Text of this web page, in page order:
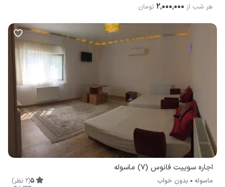
هر شب از ۲٬۰۰۰٬۰۰۰ تومان
اجاره سوییت فانوس (7) ماسوله
ماسوله بدون خواب 5
(
2 نظر)